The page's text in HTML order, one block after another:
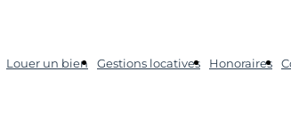
Louer un bien Gestions locatives Honoraires